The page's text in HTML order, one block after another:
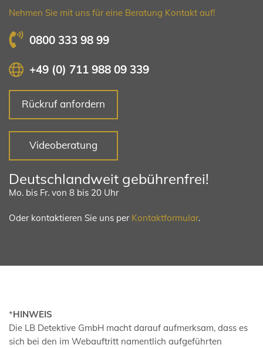
Nehmen Sie mit uns für eine Beratung Kontakt auf!
0800 333 98 99
+49 (0) 711 988 09 339
Rückruf anfordern
Videoberatung
Deutschlandweit gebührenfrei!
Mo. bis Fr. von 8 bis 20 Uhr
Oder kontaktieren Sie uns per Kontaktformular.
*HINWEIS
Die LB Detektive GmbH macht darauf aufmerksam, dass es
sich bei den im Webauftritt namentlich aufgeführten